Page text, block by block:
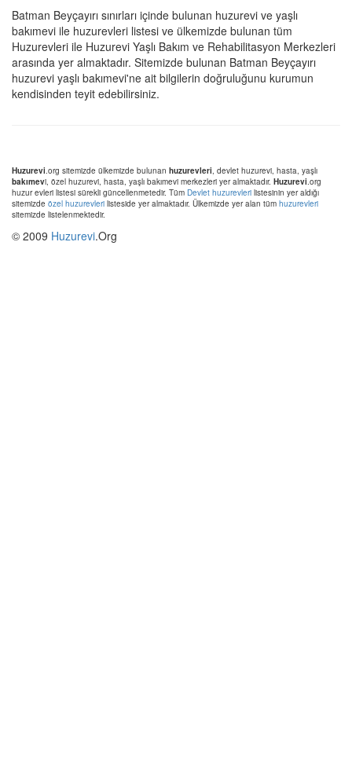
Batman Beyçayırı sınırları içinde bulunan huzurevi ve yaşlı
bakımevi ile huzurevleri listesi ve ülkemizde bulunan tüm
Huzurevleri ile Huzurevi Yaşlı Bakım ve Rehabilitasyon Merkezleri
arasında yer almaktadır. Sitemizde bulunan Batman Beyçayırı
huzurevi yaşlı bakımevi'ne ait bilgilerin doğruluğunu kurumun
kendisinden teyit edebilirsiniz.
Huzurevi.org sitemizde ülkemizde bulunan huzurevleri, devlet huzurevi, hasta, yaşlı
bakımevi, özel huzurevi, hasta, yaşlı bakımevi merkezleri yer almaktadır. Huzurevi.org
huzur evleri listesi sürekli güncellenmetedir. Tüm Devlet huzurevleri listesinin yer aldığı
sitemizde özel huzurevleri listeside yer almaktadır. Ülkemizde yer alan tüm huzurevleri
sitemizde listelenmektedir.
© 2009 Huzurevi.Org